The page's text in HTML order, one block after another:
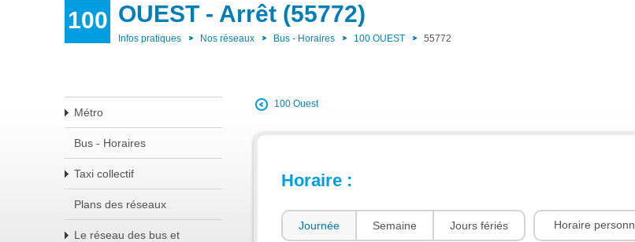
100 OUEST - Arrêt (55772)
Infos pratiques Nos réseaux Bus - Horaires 100 OUEST 55772
Métro
Bus - Horaires
Taxi collectif
Plans des réseaux
Le réseau des bus et
100 Ouest
Horaire :
Journée Semaine Jours fériés Horaire